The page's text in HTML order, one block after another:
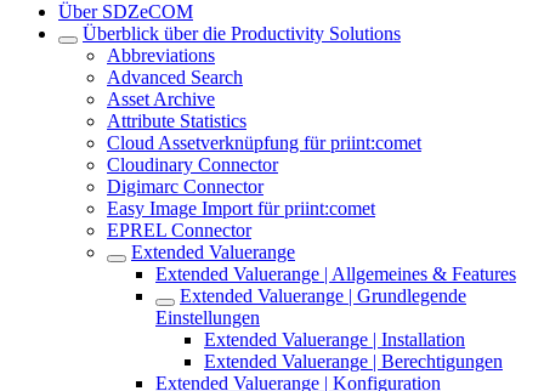
Über SDZeCOM
Überblick über die Productivity Solutions
Abbreviations
Advanced Search
Asset Archive
Attribute Statistics
Cloud Assetverknüpfung für priint:comet
Cloudinary Connector
Digimarc Connector
Easy Image Import für priint:comet
EPREL Connector
Extended Valuerange
Extended Valuerange | Allgemeines & Features
Extended Valuerange | Grundlegende
Einstellungen
Extended Valuerange | Installation
Extended Valuerange | Berechtigungen
Extended Valuerange | Konfiguration